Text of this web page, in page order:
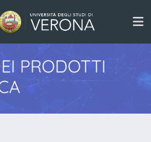
PRODOTTI